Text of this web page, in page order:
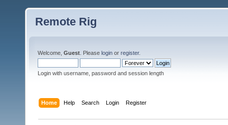
Remote Rig
Welcome, Guest . Please login or register.
Login with username, password and session length
Home Help Search Login Register